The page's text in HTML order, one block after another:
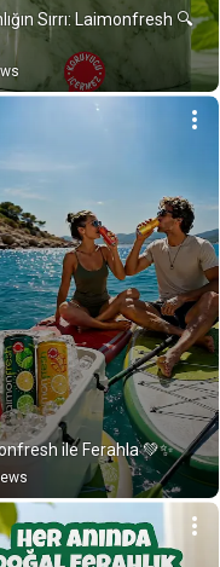
Sırrı: Laimonfresh 🔍
ile Ferahla 💚✨